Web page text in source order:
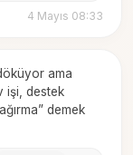
4 Mayıs 08:33
ama
işi, destek
demek